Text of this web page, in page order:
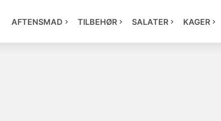
AFTENSMAD TILBEHØR SALATER KAGER